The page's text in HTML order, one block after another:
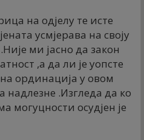
на одјелу те исте
усмјерава на своју
ми јасно да закон
,а да ли је уопсте
ординација у овом
надлезне .Изгледа да ко
могуцности осудјен је